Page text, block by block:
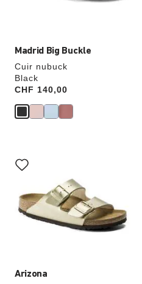
Madrid Big Buckle
Cuir nubuck
Black
Price:
CHF 140,00
Arizona
sur
les
échantillons
de
couleurs
modifiera